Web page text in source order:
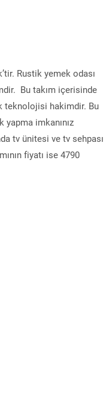
Rustik yemek odası
Bu takım içerisinde
teknolojisi hakimdir. Bu
yapma imkanınız
tv ünitesi ve tv sehpası
fiyatı ise 4790